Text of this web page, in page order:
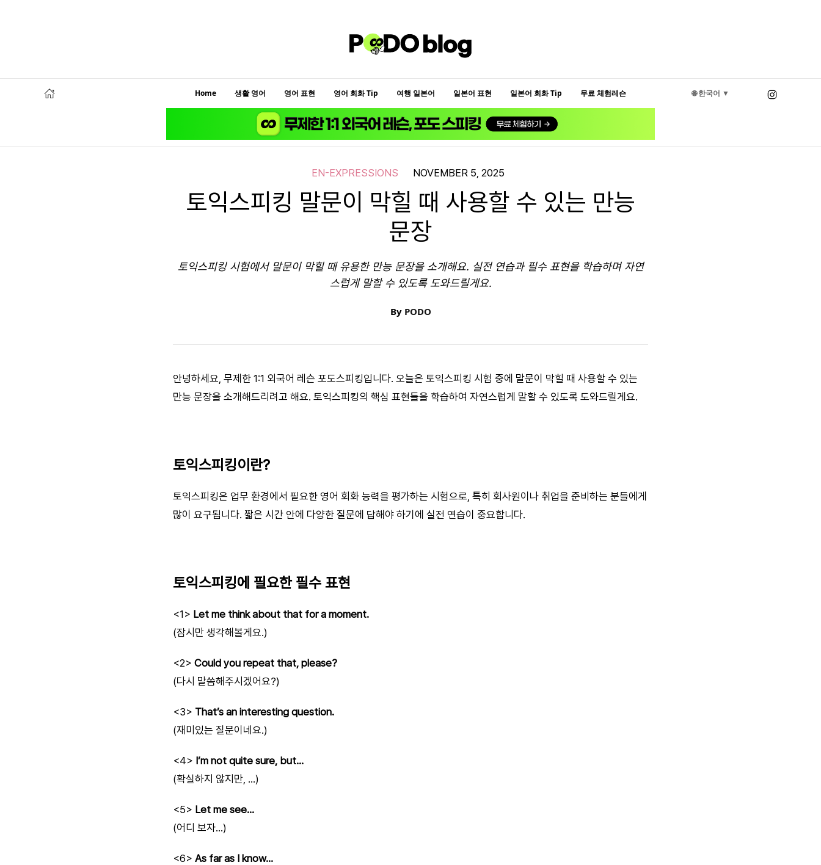
Home 생활 영어 영어 표현 영어 회화 Tip 여행 일본어 일본어 표현 일본어 회화 Tip 무료 체험레슨 🌐 한국어 ▼
EN-EXPRESSIONS NOVEMBER 5, 2025
토익스피킹 말문이 막힐 때 사용할 수 있는 만능
문장
토익스피킹 시험에서 말문이 막힐 때 유용한 만능 문장을 소개해요. 실전 연습과 필수 표현을 학습하며 자연
스럽게 말할 수 있도록 도와드릴게요.
By PODO
안녕하세요, 무제한 1:1 외국어 레슨 포도스피킹입니다. 오늘은 토익스피킹 시험 중에 말문이 막힐 때 사용할 수 있는
만능 문장을 소개해드리려고 해요. 토익스피킹의 핵심 표현들을 학습하여 자연스럽게 말할 수 있도록 도와드릴게요.
토익스피킹이란?
토익스피킹은 업무 환경에서 필요한 영어 회화 능력을 평가하는 시험으로, 특히 회사원이나 취업을 준비하는 분들에게
많이 요구됩니다. 짧은 시간 안에 다양한 질문에 답해야 하기에 실전 연습이 중요합니다.
토익스피킹에 필요한 필수 표현
<1> Let me think about that for a moment.
(잠시만 생각해볼게요.)
<2> Could you repeat that, please?
(다시 말씀해주시겠어요?)
<3> That’s an interesting question.
(재미있는 질문이네요.)
<4> I’m not quite sure, but…
(확실하지 않지만, …)
<5> Let me see…
(어디 보자…)
<6> As far as I know…